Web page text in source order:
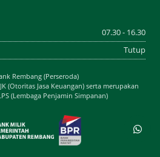
07.30 - 16.30
Tutup
Rembang (Perseroda)
(Otoritas Jasa Keuangan) serta merupakan
(Lembaga Penjamin Simpanan)